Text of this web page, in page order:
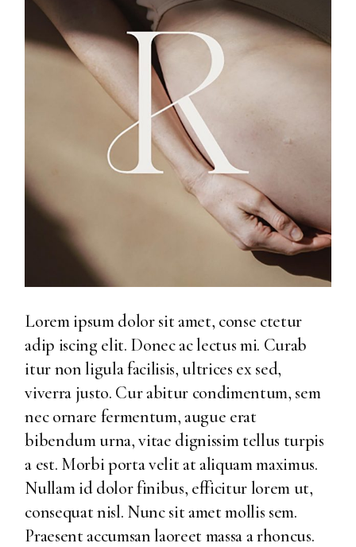
Lorem ipsum dolor sit amet, conse ctetur
adip iscing elit. Donec ac lectus mi. Curab
itur non ligula facilisis, ultrices ex sed,
viverra justo. Cur abitur condimentum, sem
nec ornare fermentum, augue erat
bibendum urna, vitae dignissim tellus turpis
a est. Morbi porta velit at aliquam maximus.
Nullam id dolor finibus, efficitur lorem ut,
consequat nisl. Nunc sit amet mollis sem.
Praesent accumsan laoreet massa a rhoncus.